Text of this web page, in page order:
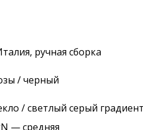
ручная сборка
/ черный
/ светлый серый
— средняя